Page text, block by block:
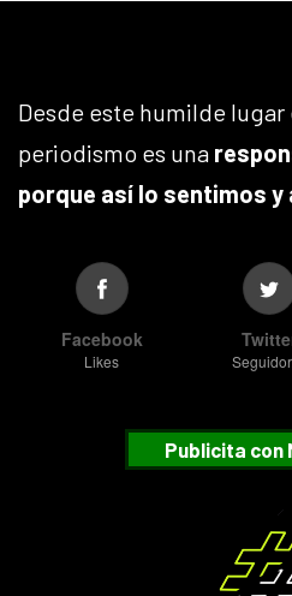
Desde este humilde
periodismo es una
porque así lo sentimos y
Facebook
Likes
Publicita con